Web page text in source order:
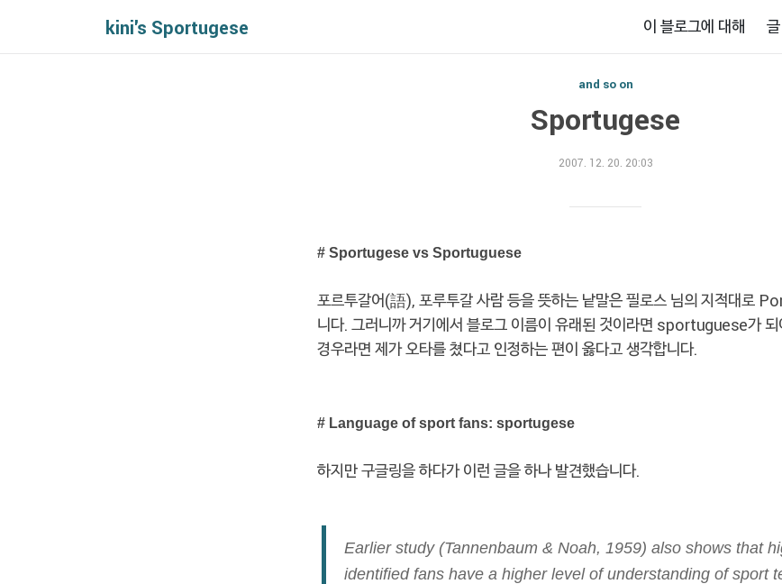
kini's Sportugese 이 블로그에 대해
and so on
Sportugese
2007. 12. 20. 20:03
# Sportugese vs Sportuguese
포르투갈어(語), 포루투갈 사람 등을 뜻하는 낱말은 필로스 님의 지적대로
니다. 그러니까 거기에서 블로그 이름이 유래된 것이라면 sportuguese가 되
경우라면 제가 오타를 쳤다고 인정하는 편이 옳다고 생각합니다.
# Language of sport fans: sportugese
하지만 구글링을 하다가 이런 글을 하나 발견했습니다.
Earlier study (Tannenbaum & Noah, 1959) also shows that
identified fans have a higher level of understanding of sport